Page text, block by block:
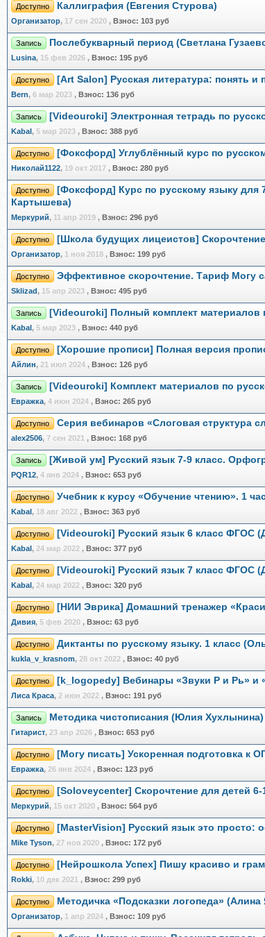
Доступно Каллиграфия (Евгения Стурова)
Организатор, 17 сен 2020 , Взнос: 103 руб
Запись Послебукварный период (Светлана
Lusina, 15 фев 2026 , Взнос: 195 руб
Доступно [Art Salon] Русская литература: понять и
Bern, 6 мар 2023 , Взнос: 136 руб
Запись [Videouroki] Электронная тетрадь по
Kabal, 5 мар 2023 , Взнос: 388 руб
Доступно [Фоксфорд] Углублённый курс по
Николай1122, 19 окт 2017 , Взнос: 280 руб
Доступно
[Фоксфорд] Курс по русскому языку для
Картышева)
Меркурий, 11 апр 2019 , Взнос: 296 руб
Доступно [Школа будущих лицеистов]
Организатор, 1 ноя 2018 , Взнос: 199 руб
Доступно Эффективное скорочтение. Тариф Могу
Sklizad, 15 апр 2023 , Взнос: 495 руб
Запись [Videouroki] Полный комплект материалов
Kabal, 5 мар 2023 , Взнос: 440 руб
Доступно [Хорошие прописи] Полная версия
Айлин, 21 июл 2024 , Взнос: 126 руб
Запись [Videouroki] Комплект материалов по
Евражкa, 4 июн 2024 , Взнос: 265 руб
Доступно Серия вебинаров «Слоговая структура
alex2506, 7 сен 2021 , Взнос: 168 руб
Запись [Живой ум] Русский язык 7-9 класс.
PQR12, 4 янв 2024 , Взнос: 653 руб
Доступно Учебник к курсу «Обучение чтению». 1
Kabal, 18 авг 2022 , Взнос: 363 руб
Доступно [Videouroki] Русский язык 6 класс ФГОС
Kabal, 24 мар 2022 , Взнос: 377 руб
Доступно [Videouroki] Русский язык 7 класс ФГОС
Kabal, 24 мар 2022 , Взнос: 320 руб
Доступно [НИИ Эврика] Домашний тренажер
Дивия, 5 фев 2020 , Взнос: 63 руб
Доступно Диктанты по русскому языку. 1 класс
kukla_v_krasnom, 28 окт 2022 , Взнос: 40 руб
Доступно [k_logopedy] Вебинары «Звуки Р и Рь» и
Лиса Краса, 2 июн 2022 , Взнос: 191 руб
Запись Методика чистописания (Юлия Хухлынина)
Гитарист, 23 апр 2026 , Взнос: 653 руб
Доступно [Могу писать] Ускоренная подготовка к
Евражкa, 26 янв 2024 , Взнос: 123 руб
Доступно [Soloveycenter] Скорочтение для детей
Меркурий, 15 окт 2020 , Взнос: 564 руб
Доступно [MasterVision] Русский язык это просто:
Mike Tyson, 27 ноя 2020 , Взнос: 172 руб
Доступно [Нейрошкола Успех] Пишу красиво и
Rokki, 10 дек 2021 , Взнос: 299 руб
Доступно Методичка ‌«Подсказки логопеда»
Организатор, 1 апр 2024 , Взнос: 109 руб